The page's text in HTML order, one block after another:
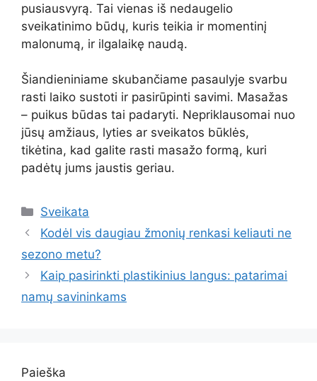
pusiausvyrą. Tai vienas iš nedaugelio
sveikatinimo būdų, kuris teikia ir momentinį
malonumą, ir ilgalaikę naudą.
Šiandieniniame skubančiame pasaulyje svarbu
rasti laiko sustoti ir pasirūpinti savimi. Masažas
– puikus būdas tai padaryti. Nepriklausomai nuo
jūsų amžiaus, lyties ar sveikatos būklės,
tikėtina, kad galite rasti masažo formą, kuri
padėtų jums jaustis geriau.
Kategorijos
Sveikata
Kodėl vis daugiau žmonių renkasi keliauti ne
sezono metu?
Kaip pasirinkti plastikinius langus: patarimai
namų savininkams
Paieška